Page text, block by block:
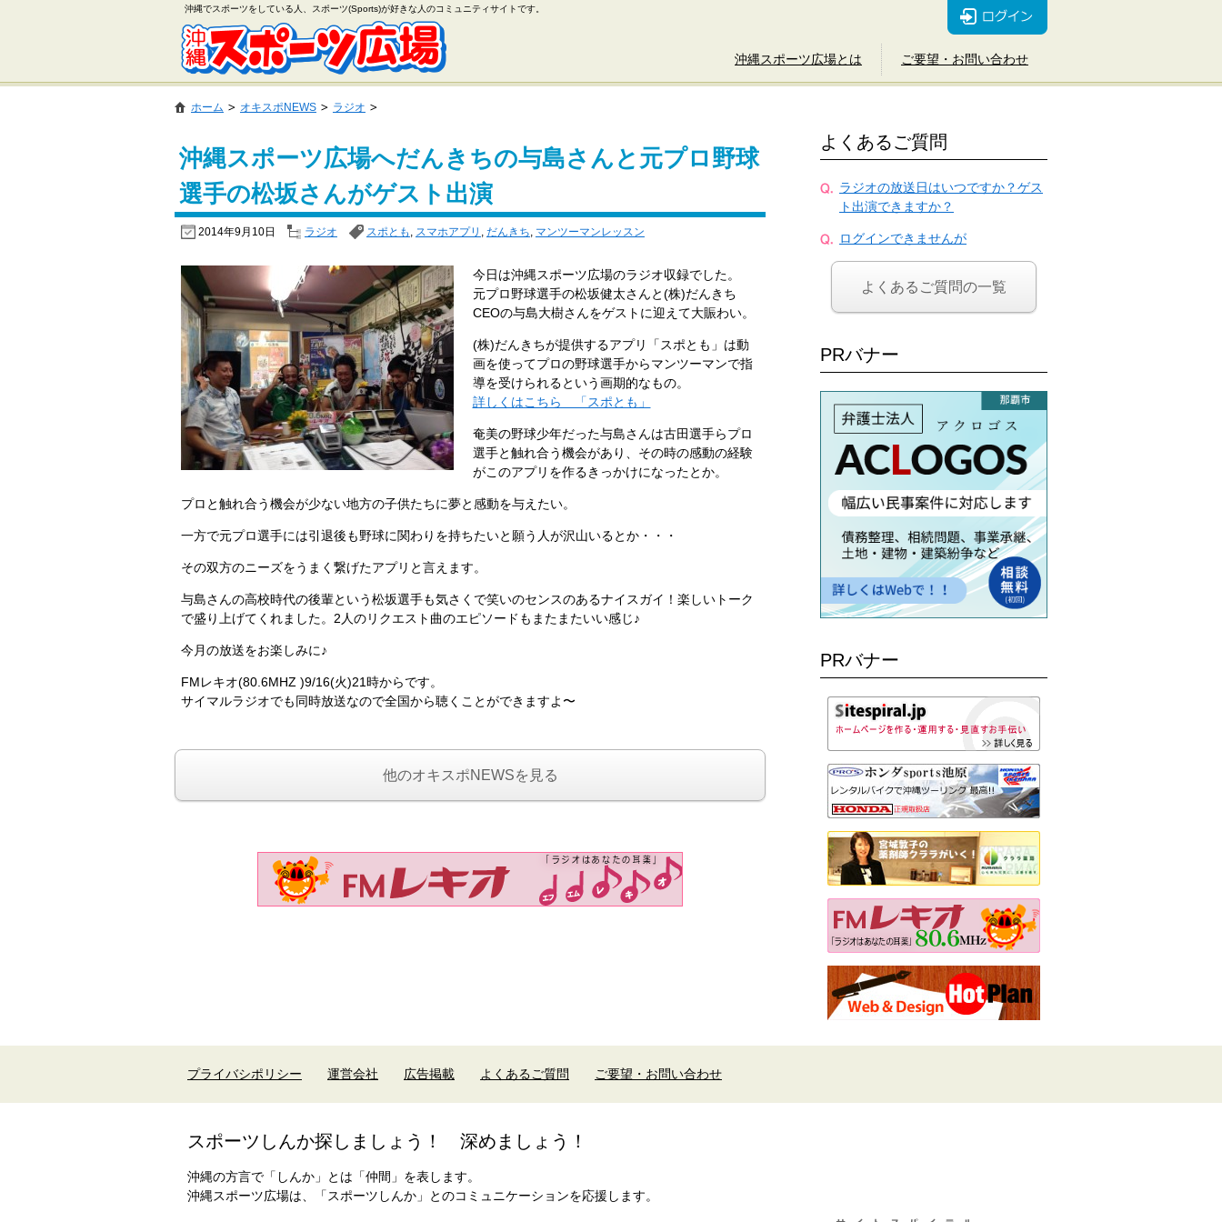
沖縄でスポーツをしている人、スポーツ(Sports)が好きな人のコミュニティサイトです。
沖縄スポーツ広場とは ご要望・お問い合わせ
ホーム オキスポNEWS ラジオ
沖縄スポーツ広場へだんきちの与島さんと元プロ野球
選手の松坂さんがゲスト出演
2014年9月10日 ラジオ スポとも , スマホアプリ , だんきち, マンツーマンレッスン
今日は沖縄スポーツ広場のラジオ収録でした。
元プロ野球選手の松坂健太さんと(株)だんきち
CEOの与島大樹さんをゲストに迎えて大賑わい。
(株)だんきちが提供するアプリ「スポとも」は動
画を使ってプロの野球選手からマンツーマンで指
導を受けられるという画期的なもの。
詳しくはこちら 「スポとも」
奄美の野球少年だった与島さんは古田選手らプロ
選手と触れ合う機会があり、その時の感動の経験
がこのアプリを作るきっかけになったとか。
プロと触れ合う機会が少ない地方の子供たちに夢と感動を与えたい。
一方で元プロ選手には引退後も野球に関わりを持ちたいと願う人が沢山いるとか・・・
その双方のニーズをうまく繋げたアプリと言えます。
与島さんの高校時代の後輩という松坂選手も気さくで笑いのセンスのあるナイスガイ！楽しいトーク
で盛り上げてくれました。2人のリクエスト曲のエピソードもまたまたいい感じ♪
今月の放送をお楽しみに♪
FMレキオ(80.6MHZ )9/16(火)21時からです。
サイマルラジオでも同時放送なので全国から聴くことができますよ〜
他のオキスポNEWSを見る
よくあるご質問
ラジオの放送日はいつですか？ゲス
ト出演できますか？
ログインできませんが
よくあるご質問の一覧
PRバナー
PRバナー
プライバシポリシー 運営会社 広告掲載 よくあるご質問 ご要望・お問い合わせ
スポーツしんか探しましょう！ 深めましょう！
沖縄の方言で「しんか」とは「仲間」を表します。
沖縄スポーツ広場は、「スポーツしんか」とのコミュニケーションを応援します。